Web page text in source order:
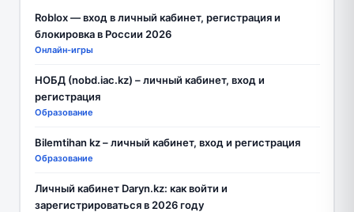
Roblox — вход в личный кабинет, регистрация и
блокировка в России 2026
Онлайн-игры
НОБД (nobd.iac.kz) – личный кабинет, вход и
регистрация
Образование
Bilemtihan kz – личный кабинет, вход и регистрация
Образование
Личный кабинет Daryn.kz: как войти и
зарегистрироваться в 2026 году